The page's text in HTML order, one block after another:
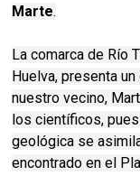
Marte.
La comarca de Río
Huelva, presenta
nuestro vecino,
los científicos,
geológica se
encontrado en el